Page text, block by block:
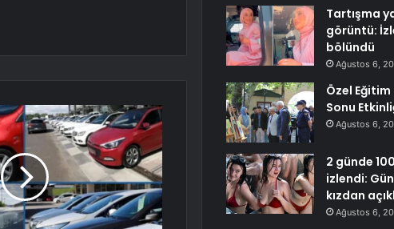
Tartışma
görüntü:
bölündü
Ağustos 6,
Özel Eğitim
Sonu
Ağustos 6,
2 günde
izlendi:
kızdan
Ağustos 6,